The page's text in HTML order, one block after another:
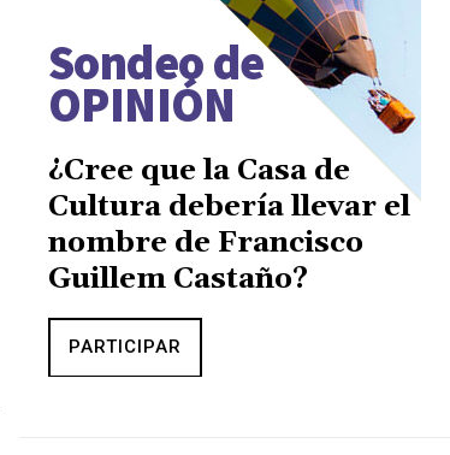
Sondeo de
OPINIÓN
¿Cree que la Casa de
Cultura debería llevar el
nombre de Francisco
Guillem Castaño?
PARTICIPAR